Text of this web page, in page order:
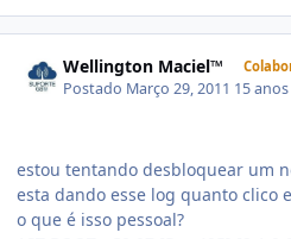
Wellington Maciel™
Postado Março 29, 2011 15 anos
estou tentando desbloquear um
esta dando esse log quanto clico
o que é isso pessoal?